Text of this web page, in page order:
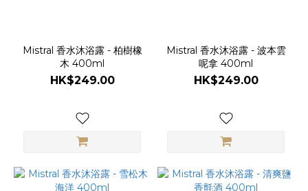
Mistral 香水沐浴露 - 柏樹橡
木 400ml
HK$249.00
Mistral 香水沐浴露 - 波本雲
呢拿 400ml
HK$249.00